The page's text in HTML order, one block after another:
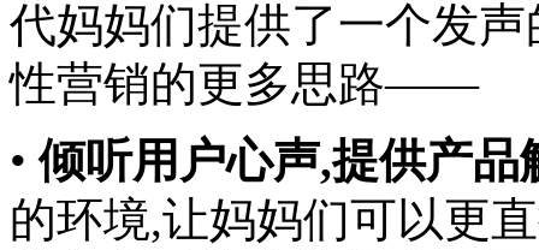
代妈妈们提供了一个发
性营销的更多思路——
•倾听用户心声,提供产品
的环境,让妈妈们可以更